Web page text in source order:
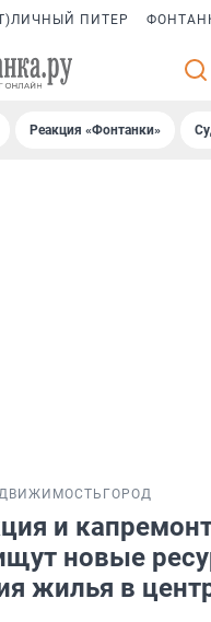
ПИТЕР
Реакция «Фонтанки»
ГОРОД
и
новые
жилья в